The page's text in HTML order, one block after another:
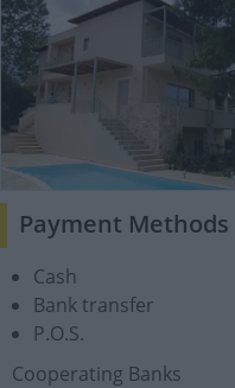
Payment Methods
Cash
Bank transfer
P.O.S.
Cooperating Banks